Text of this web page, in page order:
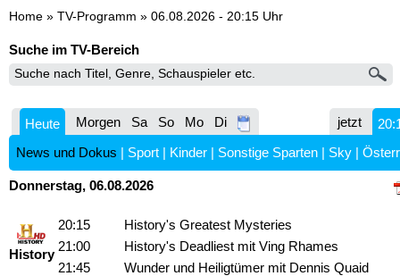
Home » TV-Programm » 06.08.2026 - 20:15 Uhr
Suche im TV-Bereich
Heute Morgen Sa So Mo Di jetzt
News und Dokus | Sport | Kinder | Sonstige Sparten | Sky |
Donnerstag, 06.08.2026
History
20:15
History's Greatest Mysteries
21:00
History's Deadliest mit Ving Rhames
21:45
Wunder und Heiligtümer mit Dennis Quaid